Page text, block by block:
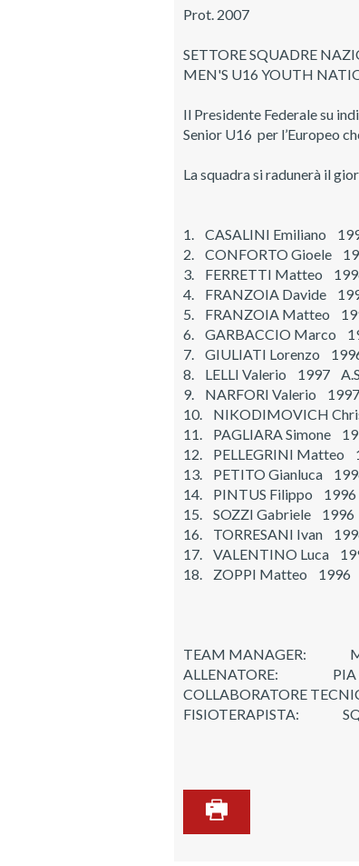
Prot. 2007
SETTORE SQUADRE
MEN'S U16 YOUTH
Il Presidente Federale su
Senior U16 per l’Europeo
La squadra si radunerà il
1. CASALINI Emiliano
2. CONFORTO Gioele
3. FERRETTI Matteo
4. FRANZOIA Davide
5. FRANZOIA Matteo
6. GARBACCIO Marco
7. GIULIATI Lorenzo
8. LELLI Valerio 1997
9. NARFORI Valerio
10. NIKODIMOVICH
11. PAGLIARA Simone
12. PELLEGRINI Matteo
13. PETITO Gianluca
14. PINTUS Filippo 1996
15. SOZZI Gabriele 1996
16. TORRESANI Ivan
17. VALENTINO Luca
18. ZOPPI Matteo 1996
TEAM MANAGER:
ALLENATORE: PIA
COLLABORATORE
FISIOTERAPISTA: